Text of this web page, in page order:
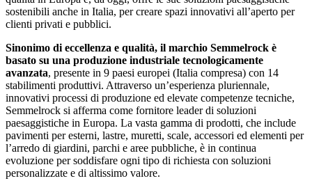
sostenibili anche in Italia, per creare spazi innovativi all’aperto per
clienti privati e pubblici.
Sinonimo di eccellenza e qualità, il marchio Semmelrock è
basato su una produzione industriale tecnologicamente
avanzata, presente in 9 paesi europei (Italia compresa) con 14
stabilimenti produttivi. Attraverso un’esperienza pluriennale,
innovativi processi di produzione ed elevate competenze tecniche,
Semmelrock si afferma come fornitore leader di soluzioni
paesaggistiche in Europa. La vasta gamma di prodotti, che include
pavimenti per esterni, lastre, muretti, scale, accessori ed elementi per
l’arredo di giardini, parchi e aree pubbliche, è in continua
evoluzione per soddisfare ogni tipo di richiesta con soluzioni
personalizzate e di altissimo valore.